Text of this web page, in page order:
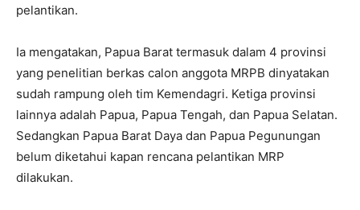
pelantikan.
Ia mengatakan, Papua Barat termasuk dalam 4 provinsi
yang penelitian berkas calon anggota MRPB dinyatakan
sudah rampung oleh tim Kemendagri. Ketiga provinsi
lainnya adalah Papua, Papua Tengah, dan Papua Selatan.
Sedangkan Papua Barat Daya dan Papua Pegunungan
belum diketahui kapan rencana pelantikan MRP
dilakukan.